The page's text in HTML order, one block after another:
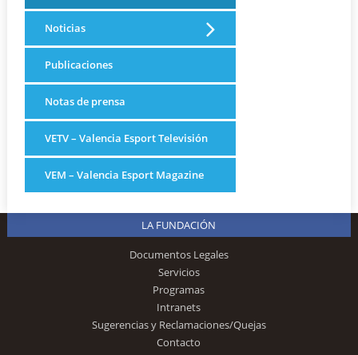
Noticias
Publicaciones
Notas de prensa
VETV – Valencia Esport Televisión
VEM – Valencia Esport Magazine
LA FUNDACIÓN
Documentos Legales
Servicios
Programas
Intranets
Sugerencias y Reclamaciones/Quejas
Contacto